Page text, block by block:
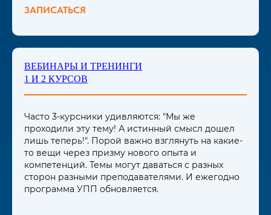
ЗАПИСАТЬСЯ
ВЕБИНАРЫ И ТРЕНИНГИ
1 И 2 КУРСОВ
Часто 3-курсники удивляются: "Мы же
проходили эту тему! А истинный смысл дошел
лишь теперь!". Порой важно взглянуть на какие-
то вещи через призму нового опыта и
компетенций. Темы могут даваться с разных
сторон разными преподавателями. И ежегодно
программа УПП обновляется.